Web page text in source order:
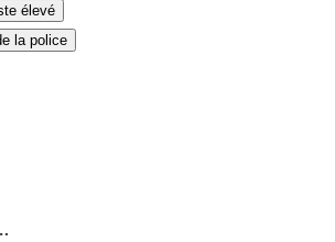
élevé
la police